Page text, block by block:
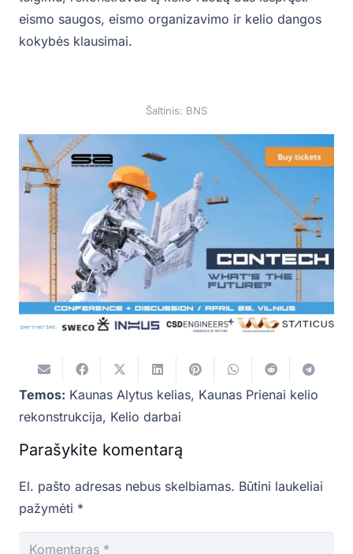
eismo saugos, eismo organizavimo ir kelio dangos
kokybės klausimai.
Šaltinis: BNS
Temos: Kaunas Alytus kelias, Kaunas Prienai kelio
rekonstrukcija, Kelio darbai
Parašykite komentarą
El. pašto adresas nebus skelbiamas. Būtini laukeliai
pažymėti *